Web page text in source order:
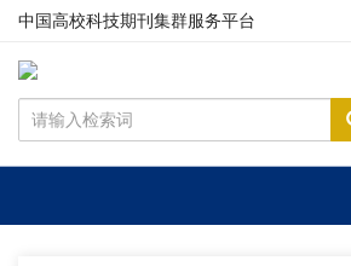
中国高校科技期刊集群服务平台